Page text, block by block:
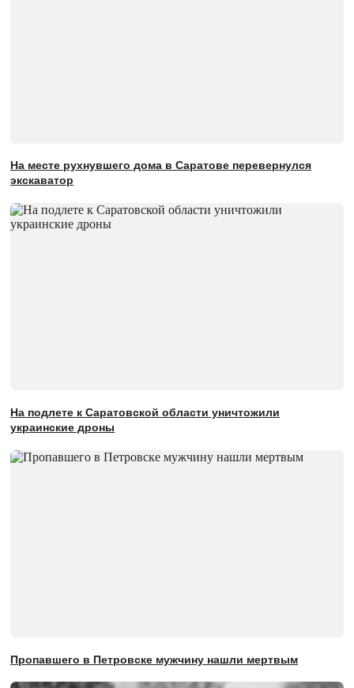
На месте рухнувшего дома в Саратове перевернулся
экскаватор
На подлете к Саратовской области уничтожили
украинские дроны
Пропавшего в Петровске мужчину нашли мертвым